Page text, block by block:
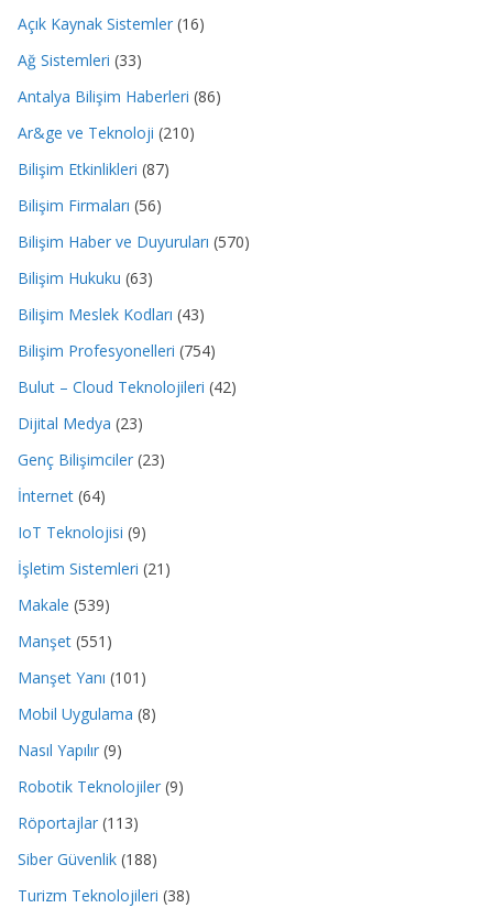
Açık Kaynak Sistemler (16)
Ağ Sistemleri (33)
Antalya Bilişim Haberleri (86)
Ar&ge ve Teknoloji (210)
Bilişim Etkinlikleri (87)
Bilişim Firmaları (56)
Bilişim Haber ve Duyuruları (570)
Bilişim Hukuku (63)
Bilişim Meslek Kodları (43)
Bilişim Profesyonelleri (754)
Bulut – Cloud Teknolojileri (42)
Dijital Medya (23)
Genç Bilişimciler (23)
İnternet (64)
IoT Teknolojisi (9)
İşletim Sistemleri (21)
Makale (539)
Manşet (551)
Manşet Yanı (101)
Mobil Uygulama (8)
Nasıl Yapılır (9)
Robotik Teknolojiler (9)
Röportajlar (113)
Siber Güvenlik (188)
Turizm Teknolojileri (38)